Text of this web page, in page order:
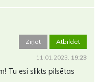
Ziņot Atbildēt
11.01.2023. 19:23
Tu esi slikts pilsētas